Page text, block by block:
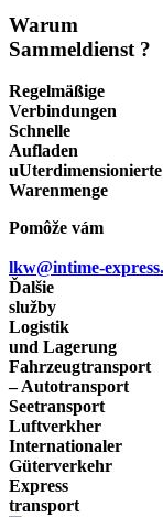
Warum
Sammeldienst ?
Regelmäßige
Verbindungen
Schnelle
Aufladen
uUterdimensionierte
Warenmenge
Pomôže vám
lkw@intime-
Ďalšie
služby
Logistik
und Lagerung
Fahrzeugtransport
– Autotransport
Seetransport
Luftverkher
Internationaler
Güterverkehr
Express
transport